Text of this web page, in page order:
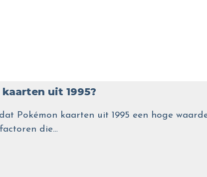
uit 1995?
Pokémon kaarten uit 1995 een hoge
die…